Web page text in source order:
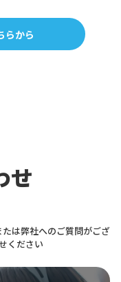
らから
せ
は弊社へのご質問がござ
ください